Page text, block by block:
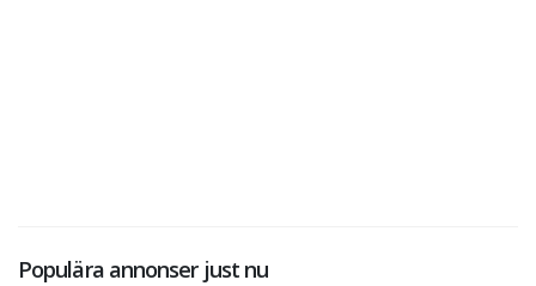
Populära annonser just nu